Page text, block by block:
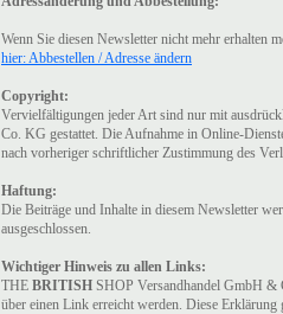
Wenn Sie diesen Newsletter nicht mehr erhalten
hier: Abbestellen / Adresse ändern
Copyright:
Vervielfältigungen jeder Art sind nur mit
Co. KG gestattet. Die Aufnahme in Online-
nach vorheriger schriftlicher Zustimmung des
Haftung:
Die Beiträge und Inhalte in diesem Newsletter
ausgeschlossen.
Wichtiger Hinweis zu allen Links:
THE BRITISH SHOP Versandhandel GmbH &
über einen Link erreicht werden. Diese